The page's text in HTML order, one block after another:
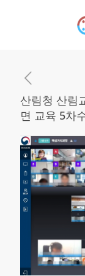
산림청 산림
면 교육 5차